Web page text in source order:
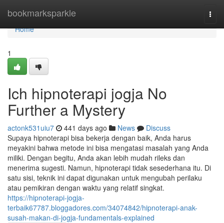
bookmarksparkle
Home
Home
1
Ich hipnoterapi jogja No
Further a Mystery
actonk531uiu7 441 days ago News
Discuss
Supaya hipnoterapi bisa bekerja dengan baik, Anda harus
meyakini bahwa metode ini bisa mengatasi masalah yang Anda
miliki. Dengan begitu, Anda akan lebih mudah rileks dan
menerima sugesti. Namun, hipnoterapi tidak sesederhana itu. Di
satu sisi, teknik ini dapat digunakan untuk mengubah perilaku
atau pemikiran dengan waktu yang relatif singkat.
https://hipnoterapi-jogja-
terbaik67787.bloggadores.com/34074842/hipnoterapi-anak-
susah-makan-di-jogja-fundamentals-explained